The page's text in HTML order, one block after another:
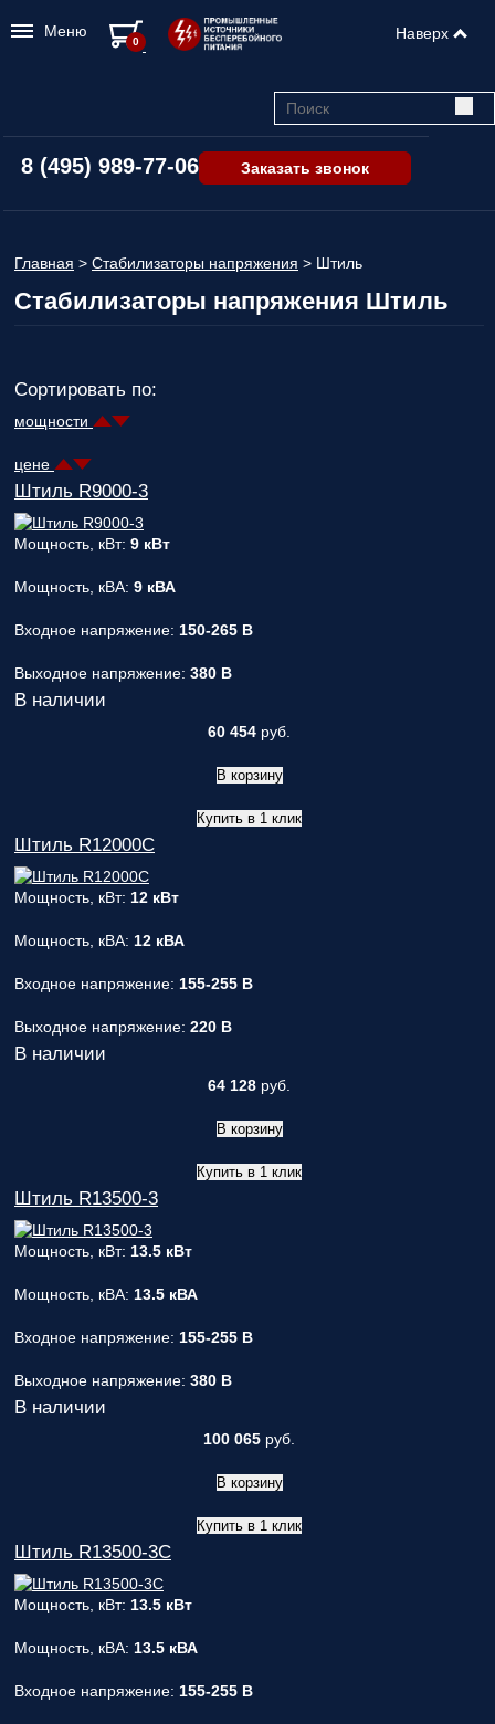
8 (495) 989-77-06 Заказать звонок
Главная > Стабилизаторы напряжения > Штиль
Стабилизаторы напряжения Штиль
Сортировать по:
мощности
цене
Штиль R9000-3
Мощность, кВт: 9 кВт
Мощность, кВА: 9 кВА
Входное напряжение: 150-265 В
Выходное напряжение: 380 В
В наличии
60 454 руб.
В корзину
Купить в 1 клик
Штиль R12000C
Мощность, кВт: 12 кВт
Мощность, кВА: 12 кВА
Входное напряжение: 155-255 В
Выходное напряжение: 220 В
В наличии
64 128 руб.
В корзину
Купить в 1 клик
Штиль R13500-3
Мощность, кВт: 13.5 кВт
Мощность, кВА: 13.5 кВА
Входное напряжение: 155-255 В
Выходное напряжение: 380 В
В наличии
100 065 руб.
В корзину
Купить в 1 клик
Штиль R13500-3C
Мощность, кВт: 13.5 кВт
Мощность, кВА: 13.5 кВА
Входное напряжение: 155-255 В
Меню Наверх
0